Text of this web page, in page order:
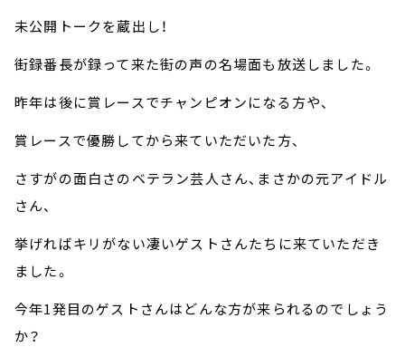
未公開トークを蔵出し！
街録番長が録って来た街の声の名場面も放送しました。
昨年は後に賞レースでチャンピオンになる方や、
賞レースで優勝してから来ていただいた方、
さすがの面白さのベテラン芸人さん、まさかの元アイドル
さん、
挙げればキリがない凄いゲストさんたちに来ていただき
ました。
今年1発目のゲストさんはどんな方が来られるのでしょう
か？